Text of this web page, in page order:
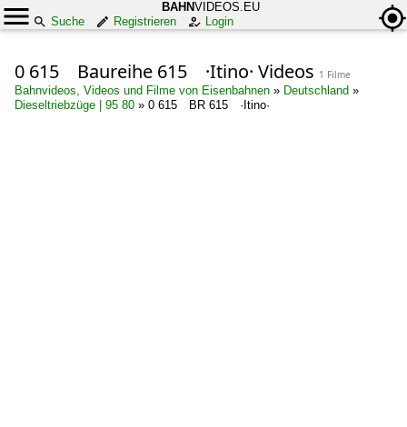
BAHNVIDEOS.EU
Suche
Registrieren Login
0 615 Baureihe 615 ·Itino· Videos 1 Filme
Bahnvideos, Videos und Filme von Eisenbahnen » Deutschland »
Dieseltriebzüge | 95 80 » 0 615 BR 615 ·Itino·